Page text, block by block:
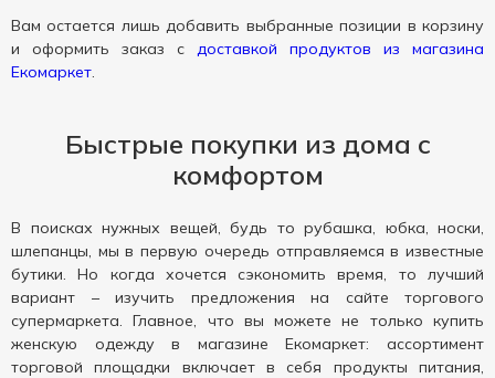
Вам остается лишь добавить выбранные позиции в корзину
и оформить заказ с доставкой продуктов из магазина
Екомаркет.
Быстрые покупки из дома с
комфортом
В поисках нужных вещей, будь то рубашка, юбка, носки,
шлепанцы, мы в первую очередь отправляемся в известные
бутики. Но когда хочется сэкономить время, то лучший
вариант – изучить предложения на сайте торгового
супермаркета. Главное, что вы можете не только купить
женскую одежду в магазине Екомаркет: ассортимент
торговой площадки включает в себя продукты питания,